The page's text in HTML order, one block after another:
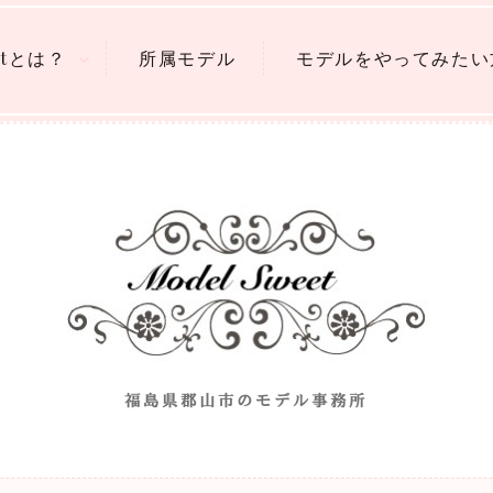
は？ 所属モデル モデルをやってみた
山市のモデル事務所